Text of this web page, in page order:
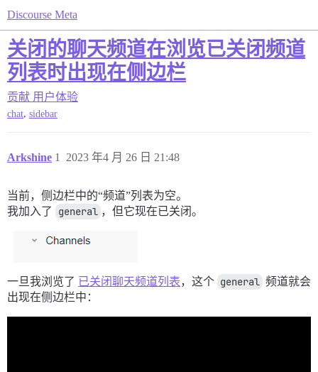
Discourse Meta
关闭的聊天频道在浏览已关闭频道
列表时出现在侧边栏
贡献 用户体验
chat, sidebar
Arkshine 2023 年4 月 26 日 21:48
1
当前，侧边栏中的“频道”列表为空。
我加入了
general ，但它现在已关闭。
一旦我浏览了 已关闭聊天频道列表，这个 general 频道就会
出现在侧边栏中：